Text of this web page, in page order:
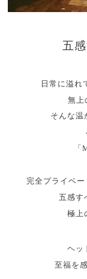
五
日常に溢れ
無上
そんな温
完全プライベ
五感す
極上
ヘッ
至福を